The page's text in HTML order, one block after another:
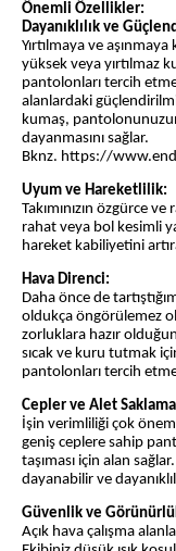
Önemli Özellikler:
Dayanıklılık ve
Yırtılmaya ve
yüksek veya yırtılmaz
pantolonları tercih
alanlardaki
kumaş,
dayanmasını sağlar.
Bknz. https://
Uyum ve Hareketlilik:
Takımınızın özgürce
rahat veya bol kesimli
hareket kabiliyetini
Hava Direnci:
Daha önce de
oldukça öngörülemez
zorluklara hazır
sıcak ve kuru tutmak
pantolonları tercih
Cepler ve Alet Saklama
İşin verimliliği çok
geniş ceplere sahip
taşıması için alan
dayanabilir ve
Güvenlik ve
Açık hava çalışma